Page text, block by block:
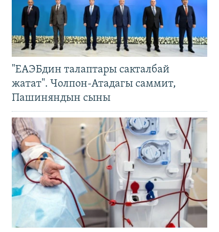
"ЕАЭБдин талаптары сакталбай
жатат". Чолпон-Атадагы саммит,
Пашиняндын сыны